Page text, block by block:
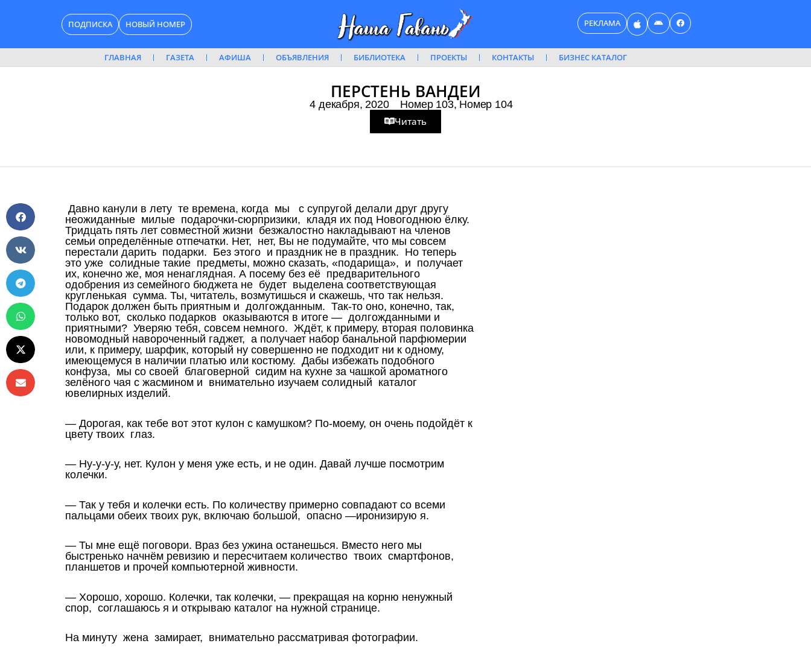
ПОДПИСКА НОВЫЙ НОМЕР РЕКЛАМА
ГЛАВНАЯ ГАЗЕТА АФИША ОБЪЯВЛЕНИЯ БИБЛИОТЕКА ПРОЕКТЫ КОНТАКТЫ БИЗНЕС КАТАЛОГ
ПЕРСТЕНЬ ВАНДЕИ
4 декабря, 2020 Номер 103, Номер 104
Читать
Давно канули в лету те времена, когда мы с супругой делали друг другу
неожиданные милые подарочки-сюрпризики, кладя их под Новогоднюю ёлку.
Тридцать пять лет совместной жизни безжалостно накладывают на членов
семьи определённые отпечатки. Нет, нет, Вы не подумайте, что мы совсем
перестали дарить подарки. Без этого и праздник не в праздник. Но теперь
это уже солидные такие предметы, можно сказать, «подарища», и получает
их, конечно же, моя ненаглядная. А посему без её предварительного
одобрения из семейного бюджета не будет выделена соответствующая
кругленькая сумма. Ты, читатель, возмутишься и скажешь, что так нельзя.
Подарок должен быть приятным и долгожданным. Так-то оно, конечно, так,
только вот, сколько подарков оказываются в итоге — долгожданными и
приятными? Уверяю тебя, совсем немного. Ждёт, к примеру, вторая половинка
новомодный навороченный гаджет, а получает набор банальной парфюмерии
или, к примеру, шарфик, который ну совершенно не подходит ни к одному,
имеющемуся в наличии платью или костюму. Дабы избежать подобного
конфуза, мы со своей благоверной сидим на кухне за чашкой ароматного
зелёного чая с жасмином и внимательно изучаем солидный каталог
ювелирных изделий.
— Дорогая, как тебе вот этот кулон с камушком? По-моему, он очень подойдёт к
цвету твоих глаз.
— Ну-у-у-у, нет. Кулон у меня уже есть, и не один. Давай лучше посмотрим
колечки.
— Так у тебя и колечки есть. По количеству примерно совпадают со всеми
пальцами обеих твоих рук, включаю большой, опасно —иронизирую я.
— Ты мне ещё поговори. Враз без ужина останешься. Вместо него мы
быстренько начнём ревизию и пересчитаем количество твоих смартфонов,
планшетов и прочей компьютерной живности.
— Хорошо, хорошо. Колечки, так колечки, — прекращая на корню ненужный
спор, соглашаюсь я и открываю каталог на нужной странице.
На минуту жена замирает, внимательно рассматривая фотографии.